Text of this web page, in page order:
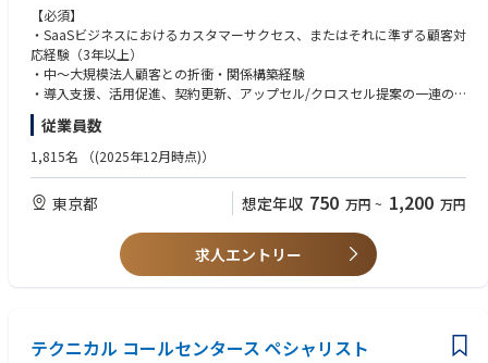
【主な業務】
・戦略策定と実行 ：カスタマーサクセス部門の戦略立案、KGI/KPI設計、
および実行をリードし、事業計画の達成に責任を持つ。中期的にはカスタ
マーサクセスに関連するその他部署も含めて統括し戦略策定から実行を担
う。
ーションを行い、信頼関係を構築する。
・データ分析と改善提案 ：顧客の利用状況や満足度を分析し、サービス改
善や新機能開発へのフィードバックを行う。
・活用促進 ：顧客ごとの成功事例やより効果的な活用方法をプロアクティ
ブに提案し、アップセルやクロスセルを主導する。
し、将来のチーム拡大に向けた基盤を構築する。
【必須】
・SaaSビジネスにおけるカスタマーサクセス、またはそれに準ずる顧客対
応経験（3年以上）
・中〜大規模法人顧客との折衝・関係構築経験
・導入支援、活用促進、契約更新、アップセル/クロスセル提案の一連の
経験
・チームリーダーやマネジメントの経験、またはそのポテンシャル
・データに基づいた課題特定・解決策立案能力
【歓迎】
・医療システムやサービスに関するカスタマーサクセス経験
・ITコンサルタントや業務コンサルタントとして、クライアントの業務改
善プロジェクトに従事した経験
・新規サービスや機能の立ち上げに、サポート観点から関与した経験
・SalesforceなどのCRM/SFAツールの活用スキル
従業員数
1,815名 （(2025年12月時点)）
東京都 想定年収 750 万円 ~ 1,200 万円
求人エントリー
テクニカル コールセンタース ペシャリスト